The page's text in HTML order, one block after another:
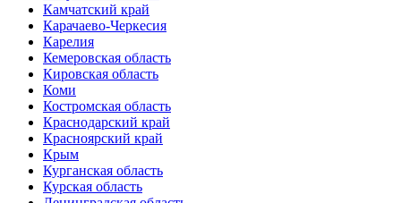
Камчатский край
Карачаево-Черкесия
Карелия
Кемеровская область
Кировская область
Коми
Костромская область
Краснодарский край
Красноярский край
Крым
Курганская область
Курская область